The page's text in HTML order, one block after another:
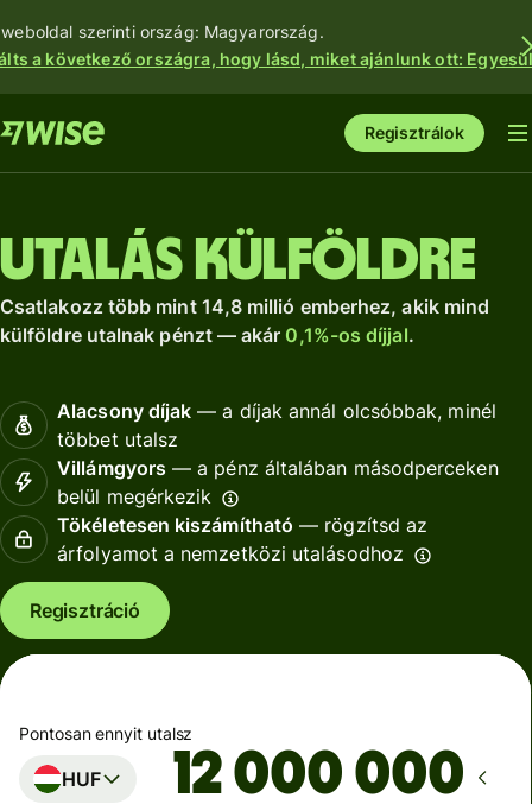
szerinti ország: Magyarország.
a következő országra, hogy lásd, miket ajánlunk ott:
Regisztrálok
Utalás külföldre
Csatlakozz több mint 14,8 millió emberhez, akik mind
külföldre utalnak pénzt — akár 0,1%-os díjjal.
Alacsony díjak — a díjak annál olcsóbbak, minél
többet utalsz
Villámgyors — a pénz általában másodperceken
belül megérkezik
Tökéletesen kiszámítható — rögzítsd az
árfolyamot a nemzetközi utalásodhoz
Regisztráció
Pontosan ennyit utalsz
HUF